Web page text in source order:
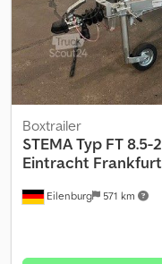
afstigning * 2
mere. Der tages
Eilenburg 571 km
Boxtrailer
STEMATyp FT 8.5-
Eintracht